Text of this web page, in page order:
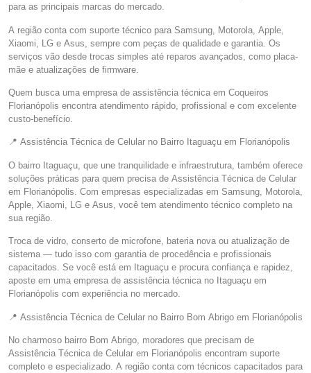
para as principais marcas do mercado.
A região conta com suporte técnico para Samsung, Motorola, Apple,
Xiaomi, LG e Asus, sempre com peças de qualidade e garantia. Os
serviços vão desde trocas simples até reparos avançados, como placa-
mãe e atualizações de firmware.
Quem busca uma empresa de assistência técnica em Coqueiros
Florianópolis encontra atendimento rápido, profissional e com excelente
custo-benefício.
📍 Assistência Técnica de Celular no Bairro Itaguaçu em Florianópolis
O bairro Itaguaçu, que une tranquilidade e infraestrutura, também oferece
soluções práticas para quem precisa de Assistência Técnica de Celular
em Florianópolis. Com empresas especializadas em Samsung, Motorola,
Apple, Xiaomi, LG e Asus, você tem atendimento técnico completo na
sua região.
Troca de vidro, conserto de microfone, bateria nova ou atualização de
sistema — tudo isso com garantia de procedência e profissionais
capacitados. Se você está em Itaguaçu e procura confiança e rapidez,
aposte em uma empresa de assistência técnica no Itaguaçu em
Florianópolis com experiência no mercado.
📍 Assistência Técnica de Celular no Bairro Bom Abrigo em Florianópolis
No charmoso bairro Bom Abrigo, moradores que precisam de
Assistência Técnica de Celular em Florianópolis encontram suporte
completo e especializado. A região conta com técnicos capacitados para